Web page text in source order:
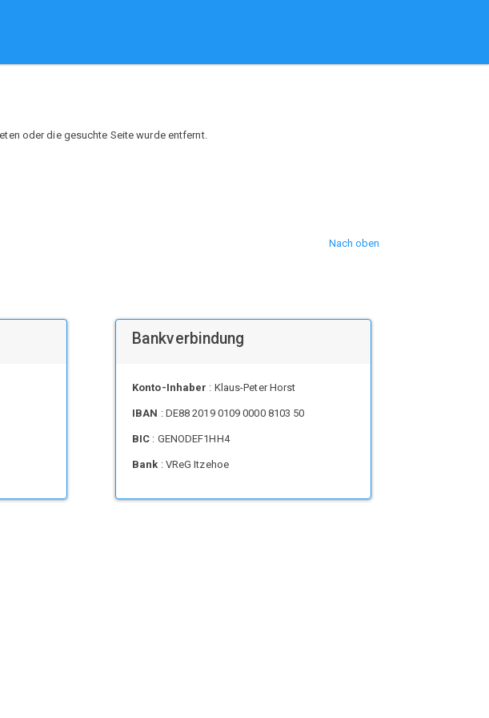
oder die gesuchte Seite wurde entfernt.
Nach oben
Bankverbindung
Konto-Inhaber : Klaus-Peter Horst
IBAN : DE88 2019 0109 0000 8103 50
BIC : GENODEF1HH4
Bank : VReG Itzehoe